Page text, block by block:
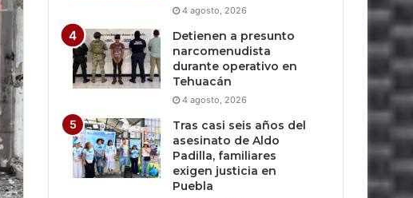
4 agosto, 2026
Detienen a presunto
narcomenudista
durante operativo en
Tehuacán
4 agosto, 2026
Tras casi seis años del
asesinato de Aldo
Padilla, familiares
exigen justicia en
Puebla